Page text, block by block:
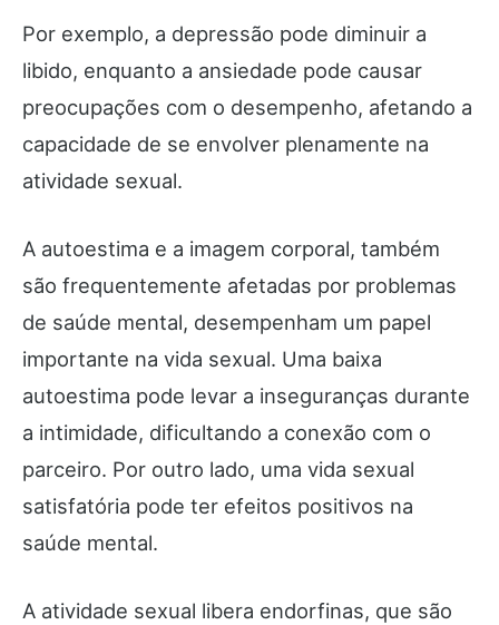
Por exemplo, a depressão pode diminuir a
libido, enquanto a ansiedade pode causar
preocupações com o desempenho, afetando a
capacidade de se envolver plenamente na
atividade sexual.
A autoestima e a imagem corporal, também
são frequentemente afetadas por problemas
de saúde mental, desempenham um papel
importante na vida sexual. Uma baixa
autoestima pode levar a inseguranças durante
a intimidade, dificultando a conexão com o
parceiro. Por outro lado, uma vida sexual
satisfatória pode ter efeitos positivos na
saúde mental.
A atividade sexual libera endorfinas, que são